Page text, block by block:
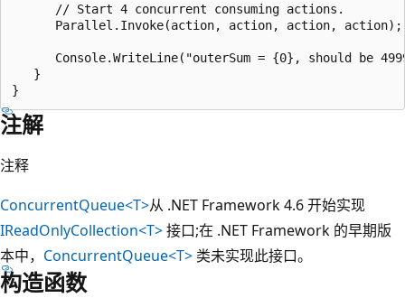
      // Start 4 concurrent consuming actions.
      Parallel.Invoke(action, action, action, action);
Console.WriteLine("outerSum = {0}, should be
   }
注解
注释
ConcurrentQueue<T>从 .NET Framework 4.6 开始实现
IReadOnlyCollection<T>接口;在 .NET Framework 的早期版
本中， ConcurrentQueue<T> 类未实现此接口。
构造函数